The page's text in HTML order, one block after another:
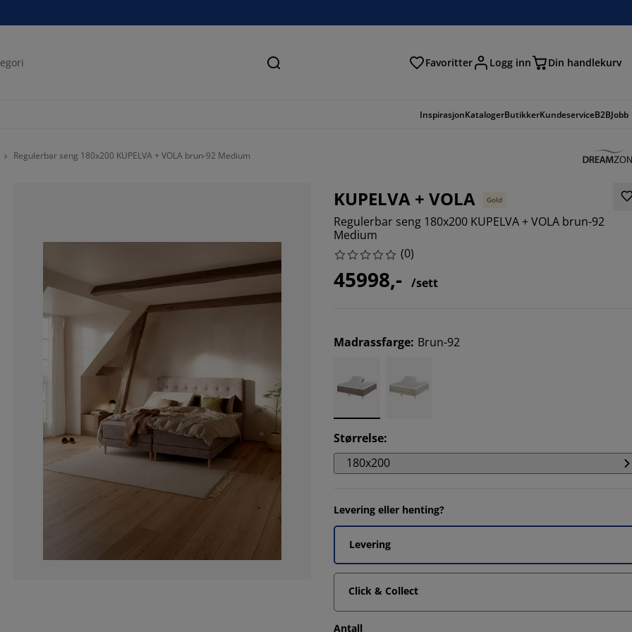
Søk Favoritter Logg inn Din handlekurv
InspirasjonKatalogerButikkerKundeserviceB2BJobb
Regulerbar seng 180x200 KUPELVA + VOLA brun-92 Medium
KUPELVA + VOLA Gold
Regulerbar seng 180x200 KUPELVA + VOLA brun-92
Medium
(0)
45998,- /sett
Madrassfarge: Brun-92
Størrelse:
180x200
Levering eller henting?
Levering
Click & Collect
Antall